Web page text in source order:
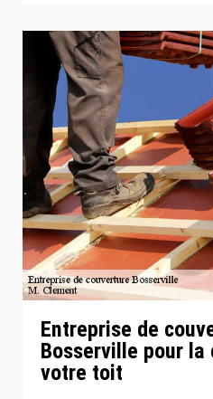
Entreprise de
Bosserville pour la
votre toit